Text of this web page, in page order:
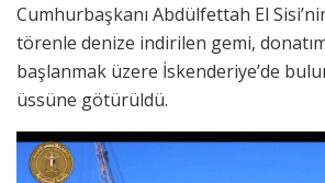
Cumhurbaşkanı Abdülfettah El Sisi’nin
törenle denize indirilen gemi,
başlanmak üzere İskenderiye’de
üssüne götürüldü.